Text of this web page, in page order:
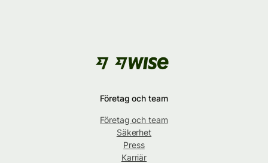
Företag och team
Företag och team
Säkerhet
Press
Karriär